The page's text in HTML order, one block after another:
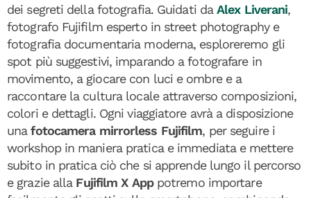
dei segreti della fotografia. Guidati daAlex Liverani,
fotografo Fujifilm esperto in street photography e
fotografia documentaria moderna, esploreremo gli
spot più suggestivi, imparando a fotografare in
movimento, a giocare con luci e ombre e a
raccontare la cultura locale attraverso composizioni,
colori e dettagli. Ogni viaggiatore avrà a disposizione
unafotocamera mirrorless Fujifilm, per seguire i
workshop in maniera pratica e immediata e mettere
subito in pratica ciò che si apprende lungo il percorso
e grazie alla Fujifilm X Apppotremo importare